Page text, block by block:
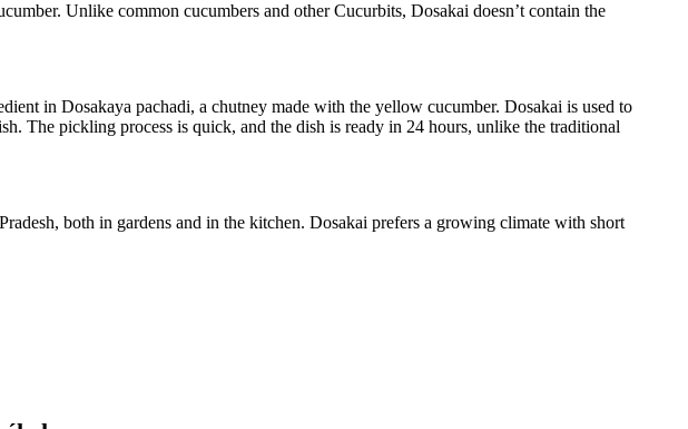
Unlike common cucumbers and other Cucurbits, Dosakai doesn’t contain the
in Dosakaya pachadi, a chutney made with the yellow cucumber. Dosakai is used to
The pickling process is quick, and the dish is ready in 24 hours, unlike the traditional
both in gardens and in the kitchen. Dosakai prefers a growing climate with short